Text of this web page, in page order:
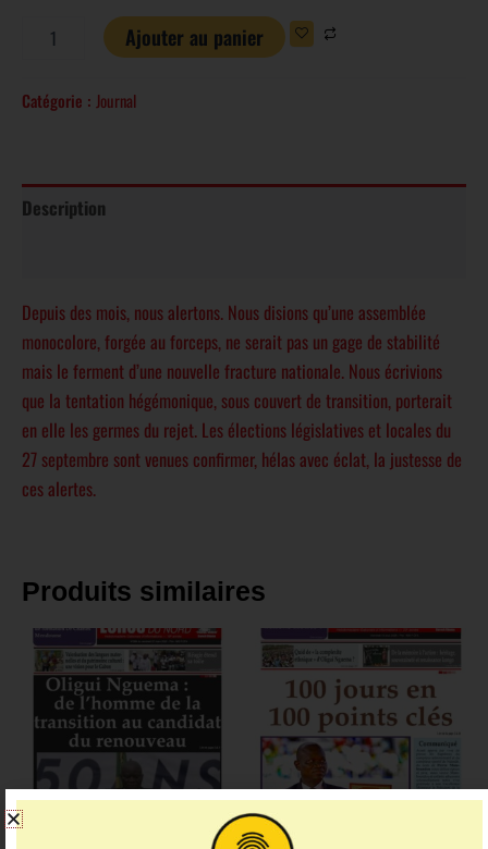
Ajouter au panier
Catégorie : Journal
Description
Depuis des mois, nous alertons. Nous disions qu’une assemblée
monocolore, forgée au forceps, ne serait pas un gage de stabilité
mais le ferment d’une nouvelle fracture nationale. Nous écrivions
que la tentation hégémonique, sous couvert de transition, porterait
en elle les germes du rejet. Les élections législatives et locales du
27 septembre sont venues confirmer, hélas avec éclat, la justesse de
ces alertes.
Produits similaires